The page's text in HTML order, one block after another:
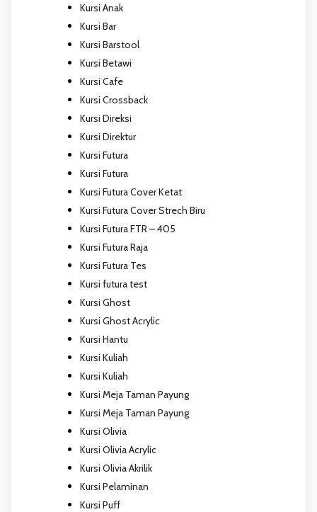
Kursi Anak
Kursi Bar
Kursi Barstool
Kursi Betawi
Kursi Cafe
Kursi Crossback
Kursi Direksi
Kursi Direktur
Kursi Futura
Kursi Futura
Kursi Futura Cover Ketat
Kursi Futura Cover Strech Biru
Kursi Futura FTR – 405
Kursi Futura Raja
Kursi Futura Tes
Kursi futura test
Kursi Ghost
Kursi Ghost Acrylic
Kursi Hantu
Kursi Kuliah
Kursi Kuliah
Kursi Meja Taman Payung
Kursi Meja Taman Payung
Kursi Olivia
Kursi Olivia Acrylic
Kursi Olivia Akrilik
Kursi Pelaminan
Kursi Puff